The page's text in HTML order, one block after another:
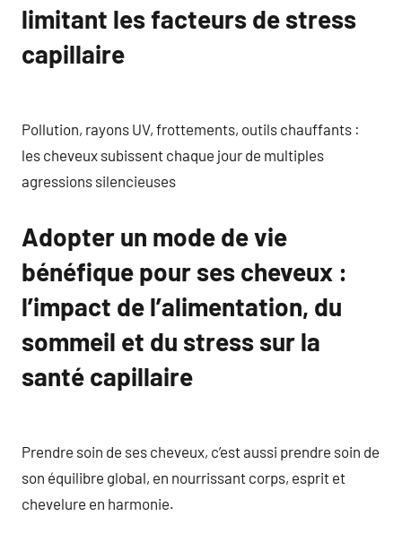
limitant les facteurs de stress
capillaire
Pollution, rayons UV, frottements, outils chauffants :
les cheveux subissent chaque jour de multiples
agressions silencieuses
Adopter un mode de vie
bénéfique pour ses cheveux :
l’impact de l’alimentation, du
sommeil et du stress sur la
santé capillaire
Prendre soin de ses cheveux, c’est aussi prendre soin de
son équilibre global, en nourrissant corps, esprit et
chevelure en harmonie.